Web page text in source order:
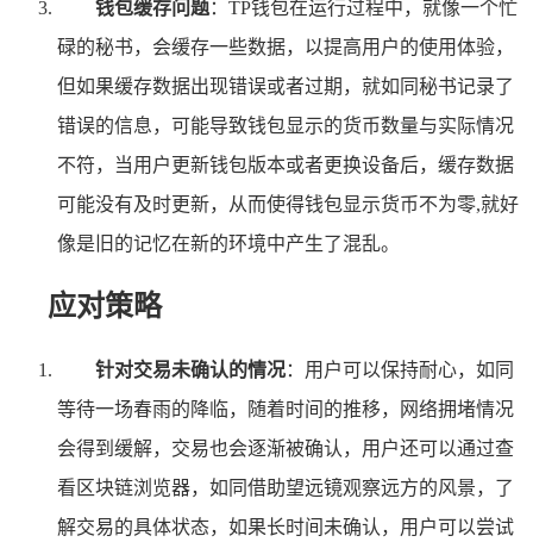
钱包缓存问题：TP钱包在运行过程中，就像一个忙
碌的秘书，会缓存一些数据，以提高用户的使用体验，
但如果缓存数据出现错误或者过期，就如同秘书记录了
错误的信息，可能导致钱包显示的货币数量与实际情况
不符，当用户更新钱包版本或者更换设备后，缓存数据
可能没有及时更新，从而使得钱包显示货币不为零,就好
像是旧的记忆在新的环境中产生了混乱。
应对策略
针对交易未确认的情况：用户可以保持耐心，如同
等待一场春雨的降临，随着时间的推移，网络拥堵情况
会得到缓解，交易也会逐渐被确认，用户还可以通过查
看区块链浏览器，如同借助望远镜观察远方的风景，了
解交易的具体状态，如果长时间未确认，用户可以尝试